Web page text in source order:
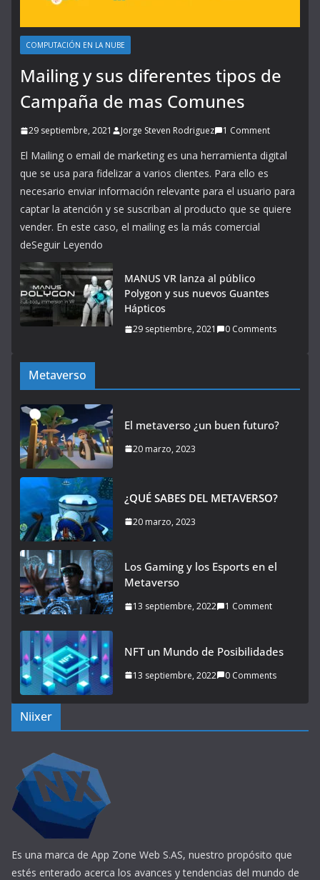
COMPUTACIÓN EN LA NUBE
Mailing y sus diferentes tipos de
Campaña de mas Comunes
29 septiembre, 2021 Jorge Steven Rodriguez 1 Comment
El Mailing o email de marketing es una herramienta digital
que se usa para fidelizar a varios clientes. Para ello es
necesario enviar información relevante para el usuario para
captar la atención y se suscriban al producto que se quiere
vender. En este caso, el mailing es la más comercial
deSeguir Leyendo
MANUS VR lanza al público
Polygon y sus nuevos Guantes
Hápticos
29 septiembre, 2021 0 Comments
Metaverso
El metaverso ¿un buen futuro?
20 marzo, 2023
¿QUÉ SABES DEL METAVERSO?
20 marzo, 2023
Los Gaming y los Esports en el
Metaverso
13 septiembre, 2022 1 Comment
NFT un Mundo de Posibilidades
13 septiembre, 2022 0 Comments
Niixer
Es una marca de App Zone Web S.AS, nuestro propósito que
estés enterado acerca los avances y tendencias del mundo de